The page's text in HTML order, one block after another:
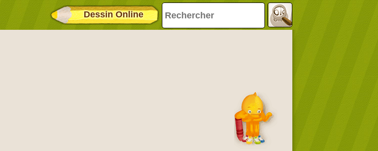
Dessin Online